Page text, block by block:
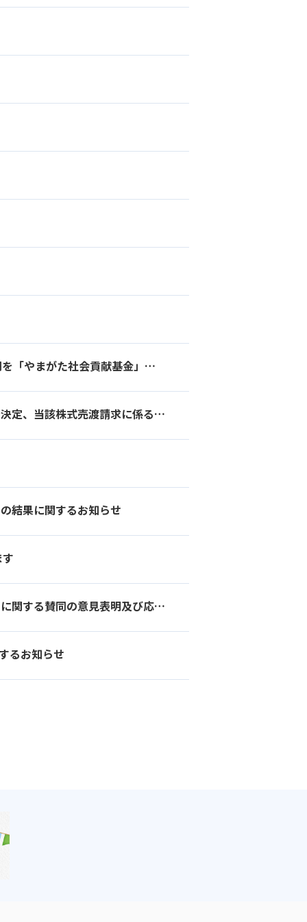
「山形さくらんぼWAON」年間ご利用金額の0.1％にあたる335万円を「やまがた社会貢献基金」に贈呈しお役立ていただきます！
イオン株式会社による当社株券等に係る株式売渡請求を行うことの決定、当該株式売渡請求に係る承認及び当社株式の上場廃止に関するお知らせ
結果に関するお知らせ
親会社であるイオン株式会社による当社株券等に対する公開買付けに関する賛同の意見表明及び応募推奨のお知らせ
るお知らせ